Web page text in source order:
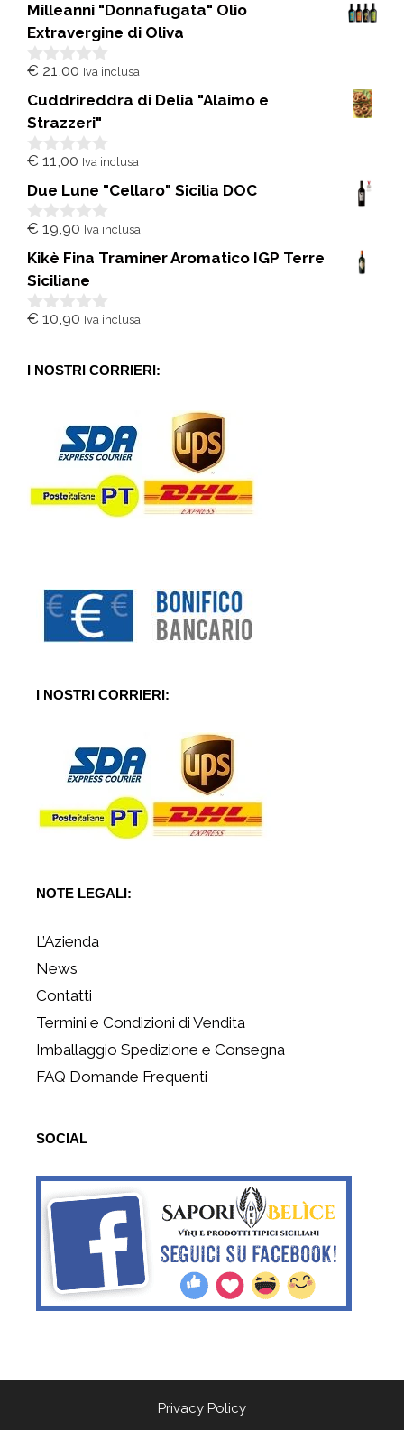
Milleanni "Donnafugata" Olio
Extravergine di Oliva
0
u
5
€ 21,00 Iva inclusa
Cuddrireddra di Delia "Alaimo e
Strazzeri"
0
u
5
€ 11,00 Iva inclusa
Due Lune "Cellaro" Sicilia DOC
0
u
5
€ 19,90 Iva inclusa
Kikè Fina Traminer Aromatico IGP Terre
Siciliane
0
5
€ 10,90 Iva inclusa
I NOSTRI CORRIERI:
I NOSTRI CORRIERI:
NOTE LEGALI:
L’Azienda
News
Contatti
Termini e Condizioni di Vendita
Imballaggio Spedizione e Consegna
FAQ Domande Frequenti
SOCIAL
Privacy Policy